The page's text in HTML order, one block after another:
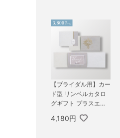
【ブライダル用】カー
ド型 リンベルカタロ
グギフト プラスエコ
イプ） 3,800円コー
4,180円